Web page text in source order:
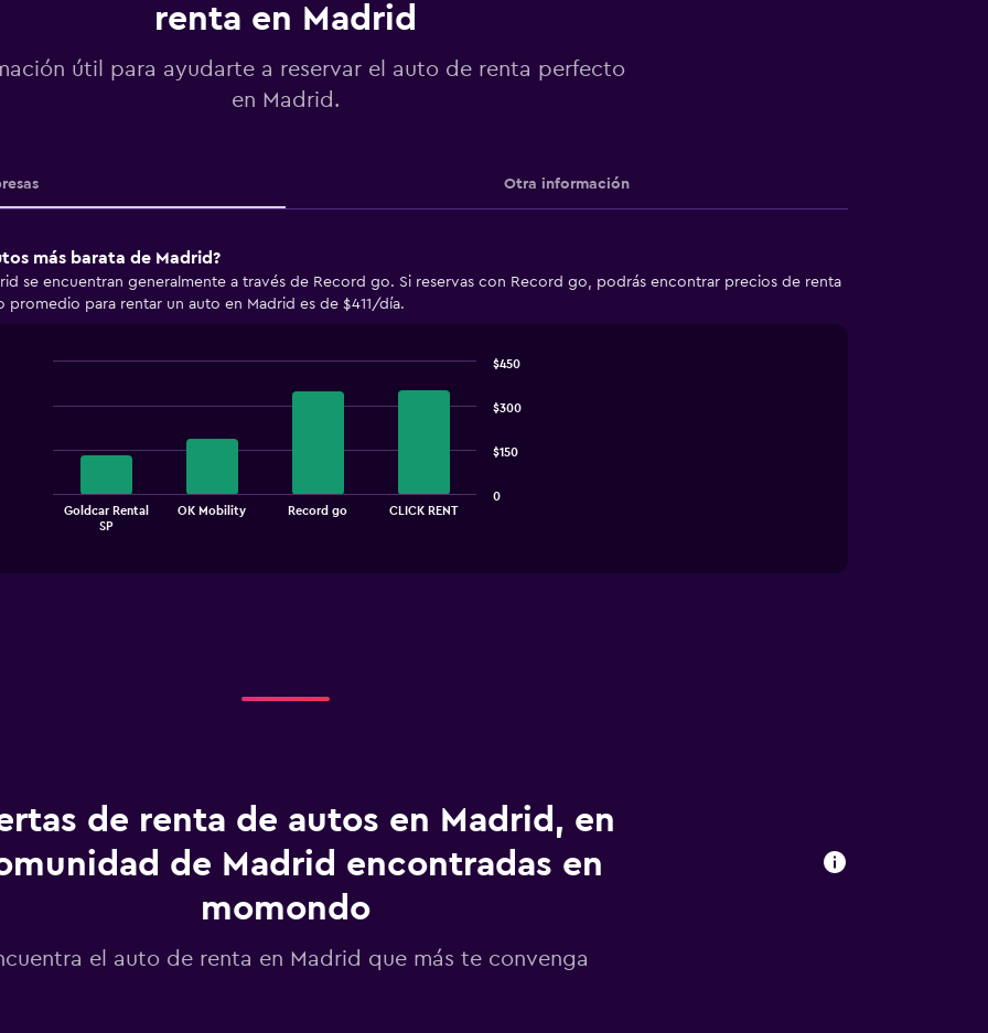
renta en Madrid
útil para ayudarte a reservar el auto de renta perfecto
en Madrid.
Otra información
más barata de Madrid?
se encuentran generalmente a través de Record go. Si reservas con Record go, podrás encontrar precios de renta
para rentar un auto en Madrid es de $411/día.
bars.
The
chart
Y
axis
displaying
values.
450.
Goldcar Rental
SP
OK Mobility Record go CLICK RENT
0
$150
$300
$450
de renta de autos en Madrid, en
de Madrid encontradas en
momondo
el auto de renta en Madrid que más te convenga